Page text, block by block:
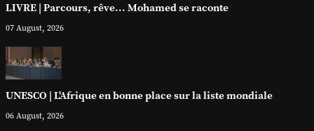
LIVRE | Parcours, rêve... Mohamed se raconte
07 August, 2026
UNESCO | L'Afrique en bonne place sur la liste mondiale
06 August, 2026